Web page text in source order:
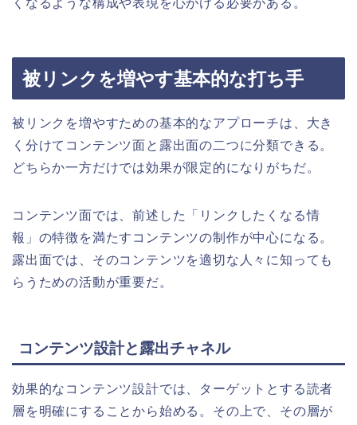
被リンクを増やす基本的な打ち手
被リンクを増やすための基本的なアプローチは、大き
く分けてコンテンツ面と露出面の二つに分類できる。
どちらか一方だけでは効果が限定的になりがちだ。
コンテンツ面では、前述した「リンクしたくなる情
報」の特徴を満たすコンテンツの制作が中心になる。
露出面では、そのコンテンツを適切な人々に知っても
らうための活動が重要だ。
コンテンツ設計と露出チャネル
効果的なコンテンツ設計では、ターゲットとする読者
層を明確にすることから始める。その上で、その層が